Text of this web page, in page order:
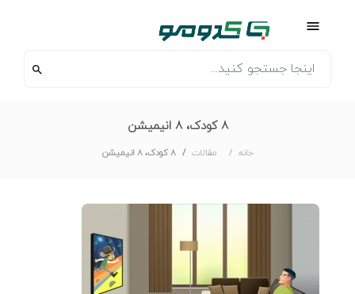
۸ کودک، ۸ انیمیشن
خانه مقالات ۸ کودک، ۸ انیمیشن